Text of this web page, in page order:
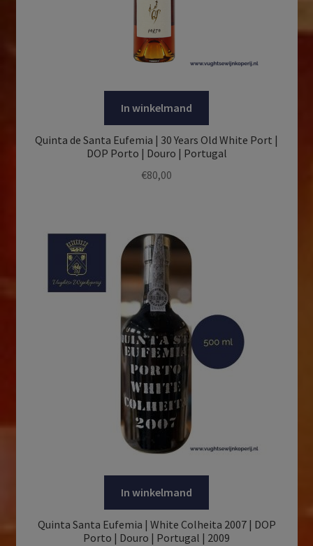
In winkelmand
Quinta de Santa Eufemia | 30 Years Old White Port |
DOP Porto | Douro | Portugal
€80,00
In winkelmand
Quinta Santa Eufemia | White Colheita 2007 | DOP
Porto | Douro | Portugal | 2009